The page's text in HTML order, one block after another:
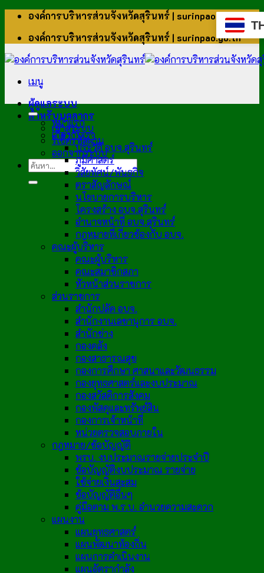
ข้าม
เนื้อหา
องค์การบริหารส่วนจังหวัดสุรินทร์ | surinpao.go.th
องค์การบริหารส่วนจังหวัดสุรินทร์ | surinpao.go.th
เมนู
ผู้ดูแลระบบ
สำหรับบุคลากร
เข้าสู่ระบบ
รีเซ็ตรหัสผ่าน
ออกจากระบบ
หน้าแรก
เกี่ยวกับเรา
ประวัติ อบจ.สุรินทร์
ภูมิศาสตร์
วิสัยทัศน์/พันธกิจ
ตราสัญลักษณ์
นโยบายการบริหาร
โครงสร้าง อบจ.สุรินทร์
อำนาจหน้าที่ อบจ.สุรินทร์
กฎหมายที่เกี่ยวข้องกับ อบจ.
คณะผู้บริหาร
คณะผู้บริหาร
คณะสมาชิกสภา
หัวหน้าส่วนราชการ
ส่วนราชการ
สำนักปลัด อบจ.
สำนักงานเลขานุการ อบจ.
สำนักช่าง
กองคลัง
กองสาธารณสุข
กองการศึกษา ศาสนาและวัฒนธรรม
กองยุทธศาสตร์และงบประมาณ
กองสวัสดิการสังคม
กองพัสดุและทรัพย์สิน
กองการเจ้าหน้าที่
หน่วยตรวจสอบภายใน
กฎหมาย/ข้อบัญญัติ
พรบ. งบประมาณรายจ่ายประจำปี
ข้อบัญญัติงบประมาณ รายจ่าย
ใช้จ่ายเงินสะสม
ข้อบัญญัติอื่นๆ
คู่มือตาม พ.ร.บ. อำนวยความสะดวก
แผนงาน
แผนยุทธศาสตร์
แผนพัฒนาท้องถิ่น
แผนการดำเนินงาน
แผนอัตรากำลัง